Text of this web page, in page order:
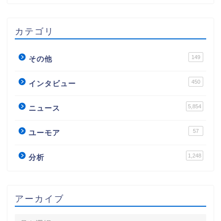
カテゴリ
その他 149
インタビュー 450
ニュース 5,854
ユーモア 57
分析 1,248
アーカイブ